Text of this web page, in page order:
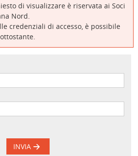
di visualizzare è riservata ai Soci
Nord.
credenziali di accesso, è possibile
INVIA